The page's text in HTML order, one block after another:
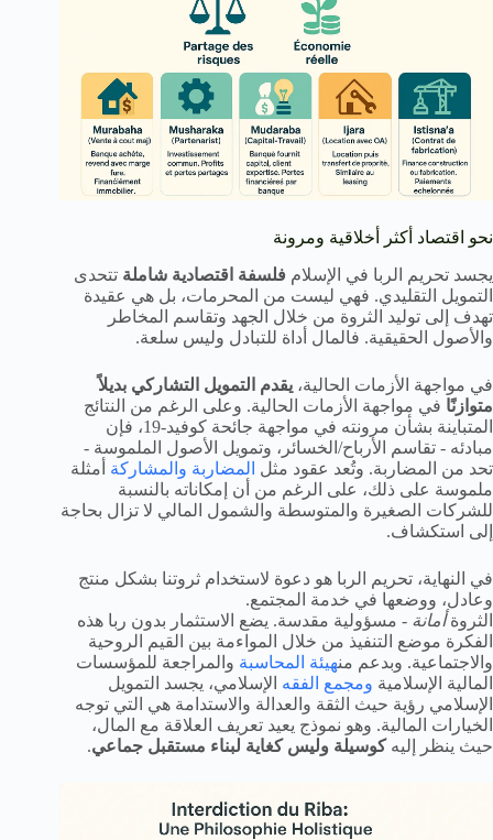
نحو اقتصاد أكثر أخلاقية ومرونة
يجسد تحريم الربا في الإسلام فلسفة اقتصادية شاملة تتحدى
التمويل التقليدي. فهي ليست من المحرمات، بل هي عقيدة
تهدف إلى توليد الثروة من خلال الجهد وتقاسم المخاطر
والأصول الحقيقية. فالمال أداة للتبادل وليس سلعة.
في مواجهة الأزمات الحالية، يقدم التمويل التشاركي بديلاً
متوازنًا في مواجهة الأزمات الحالية. وعلى الرغم من النتائج
المتباينة بشأن مرونته في مواجهة جائحة كوفيد-19، فإن
مبادئه - تقاسم الأرباح/الخسائر، وتمويل الأصول الملموسة -
تحد من المضاربة. وتُعد عقود مثل المضاربة والمشاركة أمثلة
ملموسة على ذلك، على الرغم من أن إمكاناته بالنسبة
للشركات الصغيرة والمتوسطة والشمول المالي لا تزال بحاجة
إلى استكشاف.
في النهاية، تحريم الربا هو دعوة لاستخدام ثروتنا بشكل منتج
وعادل، ووضعها في خدمة المجتمع.
الثروةأمانة - مسؤولية مقدسة. يضع الاستثمار بدون ربا هذه
الفكرة موضع التنفيذ من خلال المواءمة بين القيم الروحية
والاجتماعية. وبدعم منهيئة المحاسبة والمراجعة للمؤسسات
المالية الإسلامية ومجمع الفقه الإسلامي، يجسد التمويل
الإسلامي رؤية حيث الثقة والعدالة والاستدامة هي التي توجه
الخيارات المالية. وهو نموذج يعيد تعريف العلاقة مع المال،
حيث ينظر إليهكوسيلة وليس كغاية لبناء مستقبل جماعي.